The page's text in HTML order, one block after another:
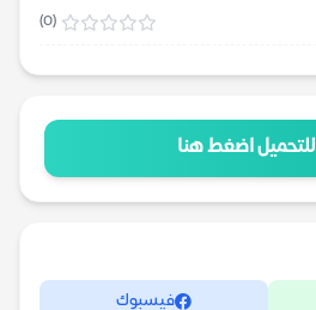
(0)
للتحميل اضغط هنا
فيسبوك